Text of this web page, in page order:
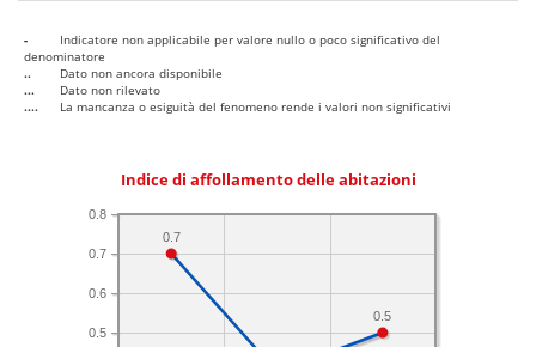
-
Indicatore non applicabile per valore nullo o poco significativo del
denominatore
..
Dato non ancora disponibile
...
Dato non rilevato
....
La mancanza o esiguità del fenomeno rende i valori non significativi
Indice di affollamento delle abitazioni
0.5
0.6
0.7
0.8
0.5
0.7